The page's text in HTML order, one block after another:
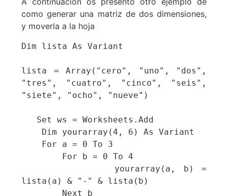
como generar una matriz de dos dimensiones,
y moverla a la hoja
Dim lista As Variant
lista = Array("cero", "uno", "dos",
"tres", "cuatro", "cinco", "seis",
"siete", "ocho", "nueve")
lista(a) & "-" & lista(b)